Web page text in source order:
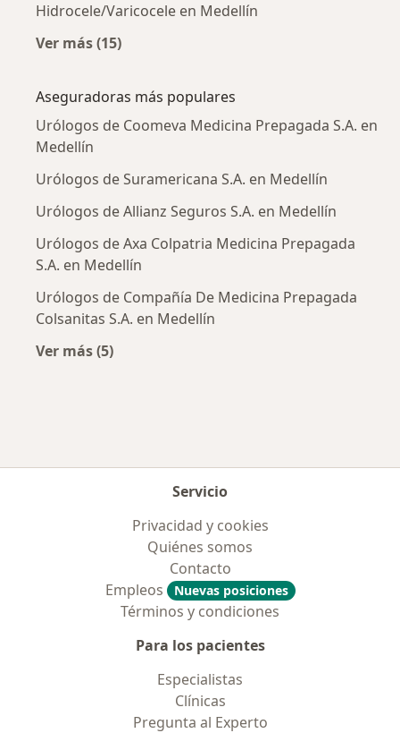
Hidrocele/Varicocele en Medellín
Ver más (15)
Aseguradoras más populares
Urólogos de Coomeva Medicina Prepagada S.A. en
Medellín
Urólogos de Suramericana S.A. en Medellín
Urólogos de Allianz Seguros S.A. en Medellín
Urólogos de Axa Colpatria Medicina Prepagada
S.A. en Medellín
Urólogos de Compañía De Medicina Prepagada
Colsanitas S.A. en Medellín
Ver más (5)
Servicio
Privacidad y cookies
Quiénes somos
Contacto
Empleos
Nuevas posiciones
Términos y condiciones
Para los pacientes
Especialistas
Clínicas
Pregunta al Experto